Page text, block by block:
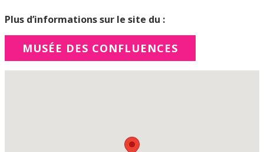
Plus d’informations sur le site du :
MUSÉE DES CONFLUENCES